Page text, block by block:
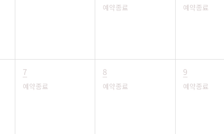
예약종료 예약종료
7
예약종료
8
예약종료
9
예약종료